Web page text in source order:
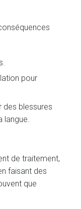
pour
des blessures
langue.
de traitement,
faisant des
que